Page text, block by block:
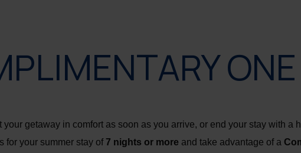
your getaway in comfort as soon as you arrive, or end your stay with a
for your summer stay of 7 nights or more and take advantage of a